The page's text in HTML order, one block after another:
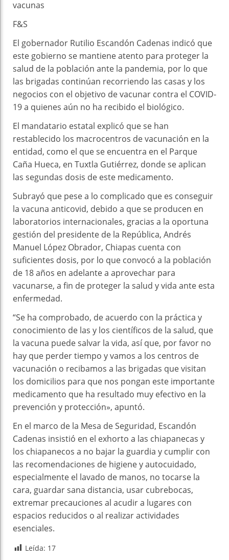
vacunas
F&S
El gobernador Rutilio Escandón Cadenas indicó que
este gobierno se mantiene atento para proteger la
salud de la población ante la pandemia, por lo que
las brigadas continúan recorriendo las casas y los
negocios con el objetivo de vacunar contra el COVID-
19 a quienes aún no ha recibido el biológico.
El mandatario estatal explicó que se han
restablecido los macrocentros de vacunación en la
entidad, como el que se encuentra en el Parque
Caña Hueca, en Tuxtla Gutiérrez, donde se aplican
las segundas dosis de este medicamento.
Subrayó que pese a lo complicado que es conseguir
la vacuna anticovid, debido a que se producen en
laboratorios internacionales, gracias a la oportuna
gestión del presidente de la República, Andrés
Manuel López Obrador, Chiapas cuenta con
suficientes dosis, por lo que convocó a la población
de 18 años en adelante a aprovechar para
vacunarse, a fin de proteger la salud y vida ante esta
enfermedad.
“Se ha comprobado, de acuerdo con la práctica y
conocimiento de las y los científicos de la salud, que
la vacuna puede salvar la vida, así que, por favor no
hay que perder tiempo y vamos a los centros de
vacunación o recibamos a las brigadas que visitan
los domicilios para que nos pongan este importante
medicamento que ha resultado muy efectivo en la
prevención y protección», apuntó.
En el marco de la Mesa de Seguridad, Escandón
Cadenas insistió en el exhorto a las chiapanecas y
los chiapanecos a no bajar la guardia y cumplir con
las recomendaciones de higiene y autocuidado,
especialmente el lavado de manos, no tocarse la
cara, guardar sana distancia, usar cubrebocas,
extremar precauciones al acudir a lugares con
espacios reducidos o al realizar actividades
esenciales.
Leída: 17